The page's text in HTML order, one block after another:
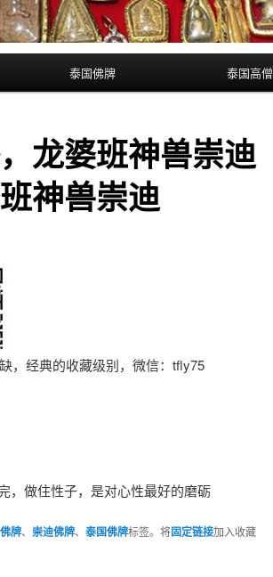
泰国佛牌 泰国高僧
龙婆班神兽崇迪
神兽崇迪
，经典的收藏级别，微信：tfly75
，做住性子，是对心性最好的磨砺
佛牌、 崇迪佛牌、 泰国佛牌标签。将固定链接加入收藏